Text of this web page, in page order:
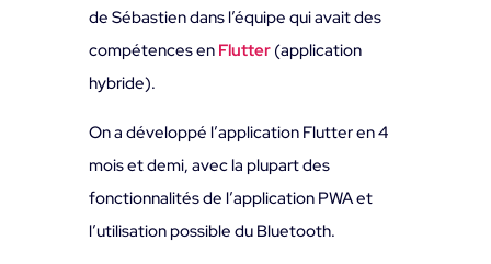
de Sébastien dans l’équipe qui avait des
compétences en Flutter(application
hybride).
On a développé l’application Flutter en 4
mois et demi, avec la plupart des
fonctionnalités de l’application PWA et
l’utilisation possible du Bluetooth.